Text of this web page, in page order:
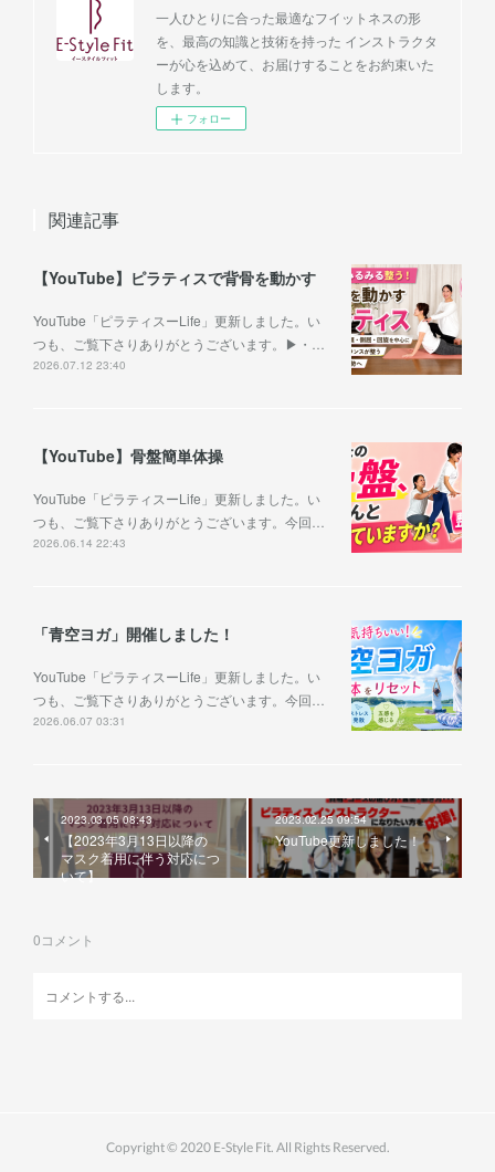
一人ひとりに合った最適なフイットネスの形
を、最高の知識と技術を持った インストラクタ
ーが心を込めて、お届けすることをお約束いた
します。
フォロー
関連記事
【YouTube】ピラティスで背骨を動かす
YouTube「ピラティスーLife」更新しました。い
つも、ご覧下さりありがとうございます。▶︎・…
2026.07.12 23:40
【YouTube】骨盤簡単体操
YouTube「ピラティスーLife」更新しました。い
つも、ご覧下さりありがとうございます。今回…
2026.06.14 22:43
「青空ヨガ」開催しました！
YouTube「ピラティスーLife」更新しました。い
つも、ご覧下さりありがとうございます。今回…
2026.06.07 03:31
2023.03.05 08:43
【2023年3月13日以降の
マスク着用に伴う対応につ
いて】
2023.02.25 09:54
YouTube更新しました！
0コメント
Copyright © 2020 E-Style Fit. All Rights Reserved.